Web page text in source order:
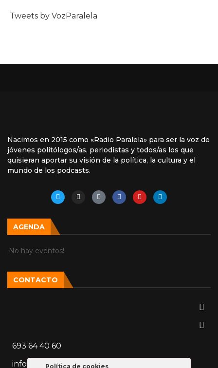
Tweets by VozParalela
Nacimos en 2015 como «Radio Paralela» para ser la voz de
jóvenes politólogos/as, periodistas y todos/as los que
quisieran aportar su visión de la política, la cultura y el
mundo de los podcasts.
AGENDA
¡No hay eventos!
CONTACTO
693 64 40 60
info@vozparalela.es
Política de cookies